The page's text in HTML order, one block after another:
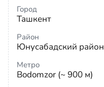
Город
Ташкент
Район
Юнусабадский район
Метро
Bodomzor (~ 900 м)